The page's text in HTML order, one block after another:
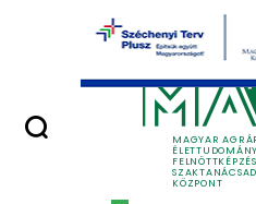
Ugrás a fő tartalomhoz
MAGYAR
KÖZPONT